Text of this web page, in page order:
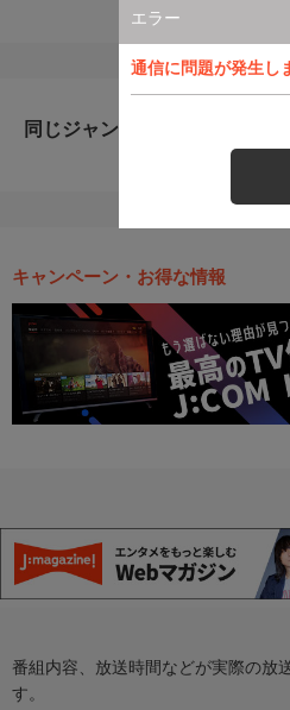
エラー
通信に問題が発生し
同じジャンルのおすすめ番組
キャンペーン・お得な情報
番組内容、放送時間などが実際の放
す。